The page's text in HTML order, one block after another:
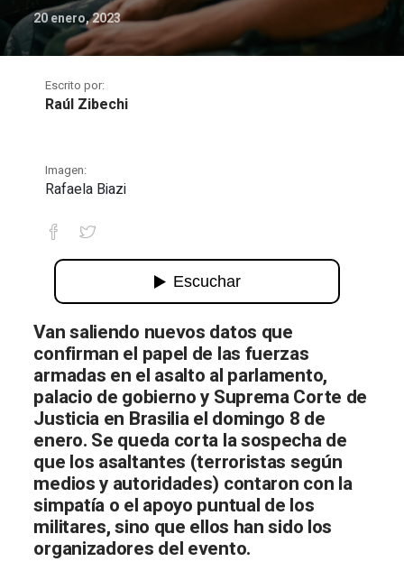
20 enero, 2023
Escrito por:
Raúl Zibechi
Imagen:
Rafaela Biazi
Militares guardianes del
Van saliendo nuevos datos que
confirman el papel de las fuerzas
armadas en el asalto al parlamento,
palacio de gobierno y Suprema Corte de
Justicia en Brasilia el domingo 8 de
enero. Se queda corta la sospecha de
que los asaltantes (terroristas según
medios y autoridades) contaron con la
simpatía o el apoyo puntual de los
militares, sino que ellos han sido los
organizadores del evento.